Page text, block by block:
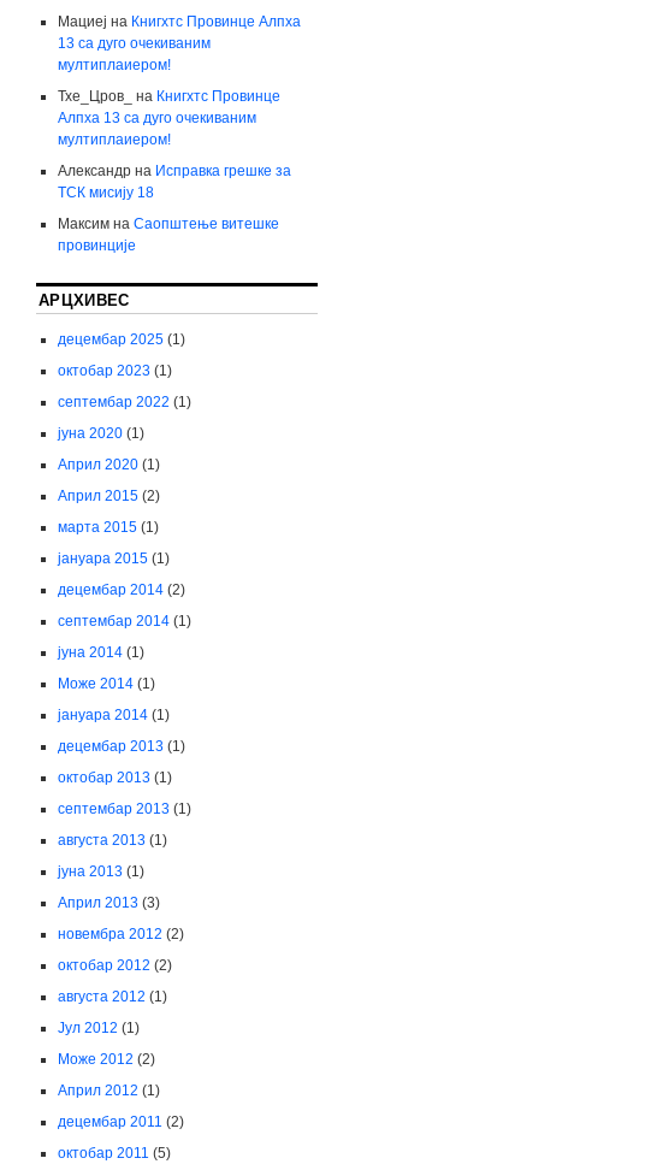
Мациеј на Книгхтс Провинце Алпха
13 са дуго очекиваним
мултиплаиером!
Тхе_Цров_
на Книгхтс Провинце
Алпха 13 са дуго очекиваним
мултиплаиером!
Александрна Исправка грешке за
ТСК мисију 18
Максимна Саопштење витешке
провинције
АРЦХИВЕС
децембар 2025(1)
октобар 2023(1)
септембар 2022 (1)
јуна 2020(1)
Април 2020(1)
Април 2015(2)
марта 2015(1)
јануара 2015(1)
децембар 2014(2)
септембар 2014(1)
јуна 2014(1)
Може 2014(1)
јануара 2014(1)
децембар 2013(1)
октобар 2013(1)
септембар 2013(1)
августа 2013(1)
јуна 2013(1)
Април 2013(3)
новембра 2012 (2)
октобар 2012 (2)
августа 2012 (1)
Јул 2012 (1)
Може 2012 (2)
Април 2012 (1)
децембар 2011 (2)
октобар 2011 (5)